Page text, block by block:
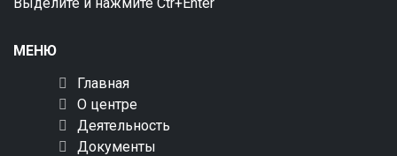
МЕНЮ
Главная
О центре
Деятельность
Документы